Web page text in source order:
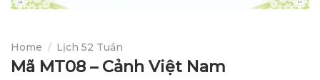
Home / Lịch 52 Tuần
Mã MT08 – Cảnh Việt Nam